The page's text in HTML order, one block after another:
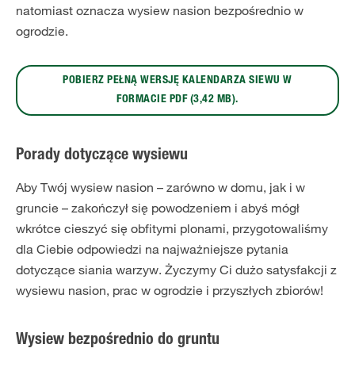
natomiast oznacza wysiew nasion bezpośrednio w
ogrodzie.
POBIERZ PEŁNĄ WERSJĘ KALENDARZA SIEWU W
FORMACIE PDF (3,42 MB).
Porady dotyczące wysiewu
Aby Twój wysiew nasion – zarówno w domu, jak i w
gruncie – zakończył się powodzeniem i abyś mógł
wkrótce cieszyć się obfitymi plonami, przygotowaliśmy
dla Ciebie odpowiedzi na najważniejsze pytania
dotyczące siania warzyw. Życzymy Ci dużo satysfakcji z
wysiewu nasion, prac w ogrodzie i przyszłych zbiorów!
Wysiew bezpośrednio do gruntu